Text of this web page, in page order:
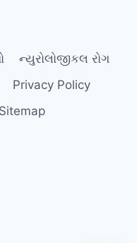
ન્યુરોલોજીકલ રોગ
Privacy Policy
Sitemap